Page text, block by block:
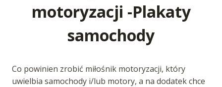
motoryzacji -Plakaty
samochody
Co powinien zrobić miłośnik motoryzacji, który
uwielbia samochody i/lub motory, a na dodatek chce